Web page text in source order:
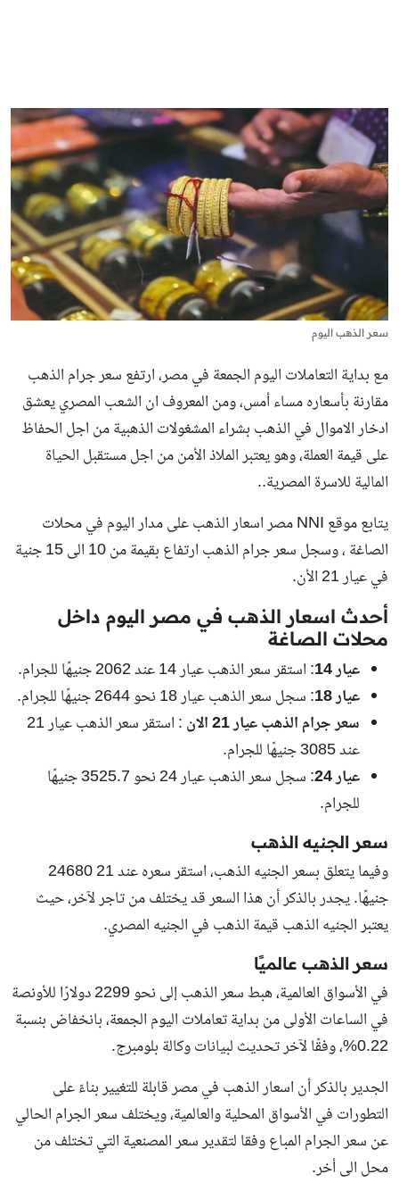
سعر الذهب اليوم
مع بداية التعاملات اليوم الجمعة في مصر، ارتفع سعر جرام الذهب
مقارنة بأسعاره مساء أمس، ومن المعروف ان الشعب المصري يعشق
ادخار الاموال في الذهب بشراء المشغولات الذهبية من اجل الحفاظ
على قيمة العملة، وهو يعتبر الملاذ الأمن من اجل مستقبل الحياة
المالية للاسرة المصرية..
يتابع موقع NNI مصر اسعار الذهب على مدار اليوم في محلات
الصاغة ، وسجل سعر جرام الذهب
ارتفاع بقيمة من 10 الى 15 جنية
في عيار 21 الأن.
أحدث اسعار الذهب في مصر اليوم داخل
محلات الصاغة
عيار 14
: استقر سعر الذهب عيار 14 عند 2062 جنيهًا للجرام.
عيار 18
: سجل سعر الذهب عيار 18 نحو 2644 جنيهًا للجرام.
سعر جرام الذهب عيار 21 الان
: استقر سعر الذهب عيار 21
عند 3085 جنيهًا للجرام.
عيار 24
: سجل سعر الذهب عيار 24 نحو 3525.7 جنيهًا
للجرام.
سعر الجنيه الذهب
وفيما يتعلق بسعر الجنيه الذهب، استقر سعره عند21 24680
جنيهًا. يجدر بالذكر أن هذا السعر قد يختلف من تاجر لآخر، حيث
يعتبر الجنيه الذهب قيمة الذهب في الجنيه المصري.
سعر الذهب عالميًا
في الأسواق العالمية، هبط سعر الذهب إلى نحو 2299 دولارًا للأونصة
في الساعات الأولى من بداية تعاملات اليوم الجمعة، بانخفاض بنسبة
0.22%، وفقًا لآخر تحديث لبيانات وكالة بلومبرج.
الجدير بالذكر أن اسعار الذهب في مصر قابلة للتغيير بناءً على
التطورات في الأسواق المحلية والعالمية، ويختلف سعر الجرام الحالي
عن سعر الجرام المباع وفقا لتقدير سعر المصنعية التي تختلف من
محل الى أخر.